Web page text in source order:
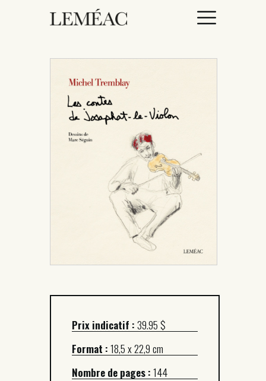
ACCUEIL
CATALOGUE
AUTEURICES
DROITS / RIGHTS
Prix indicatif :39.95 $
Format :18,5 x 22,9 cm
Nombre de pages :144